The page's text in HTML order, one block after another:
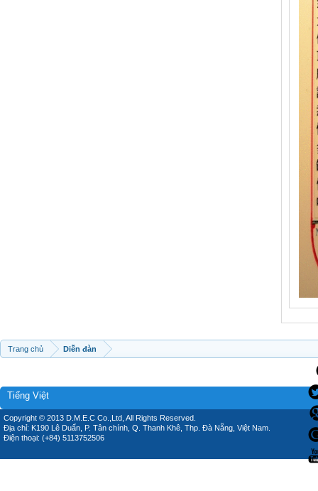
Trang chủ Diễn đàn
Tiếng Việt
Copyright © 2013 D.M.E.C Co.,Ltd, All Rights Reserved.
Địa chỉ: K190 Lê Duẩn, P. Tân chính, Q. Thanh Khê, Thp. Đà Nẵng, Việt Nam.
Điện thoại: (+84) 5113752506